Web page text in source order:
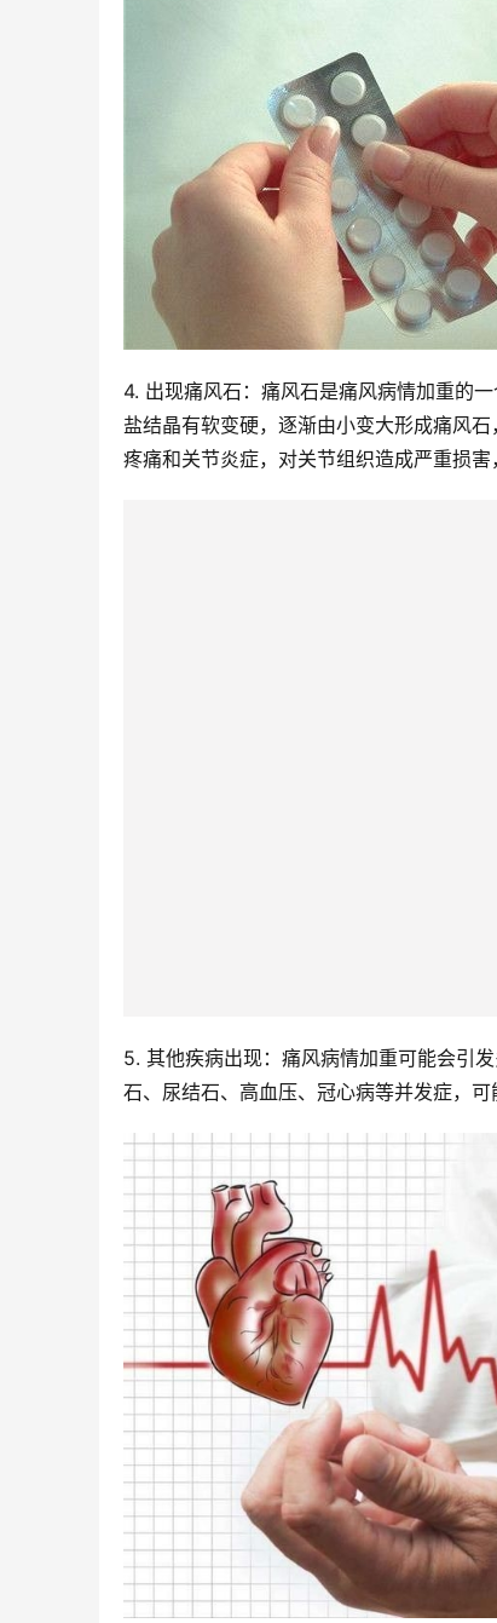
4. 出现痛风石：痛风石是痛风病情加重的
盐结晶有软变硬，逐渐由小变大形成痛风
疼痛和关节炎症，对关节组织造成严重损害
5. 其他疾病出现：痛风病情加重可能会引
石、尿结石、高血压、冠心病等并发症，